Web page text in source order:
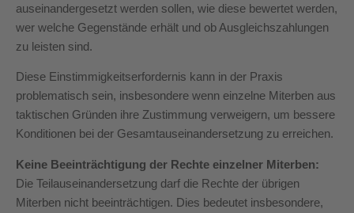
auseinandergesetzt werden sollen, wie diese bewertet werden,
wer welche Gegenstände erhält und ob Ausgleichszahlungen
zu leisten sind.
Diese Einstimmigkeitserfordernis kann in der Praxis
problematisch sein, insbesondere wenn einzelne Miterben aus
taktischen Gründen ihre Zustimmung verweigern, um bessere
Konditionen bei der Gesamtauseinandersetzung zu erreichen.
Keine Beeinträchtigung der Rechte einzelner Miterben:
Die Teilauseinandersetzung darf die Rechte der übrigen
Miterben nicht beeinträchtigen. Dies bedeutet insbesondere,